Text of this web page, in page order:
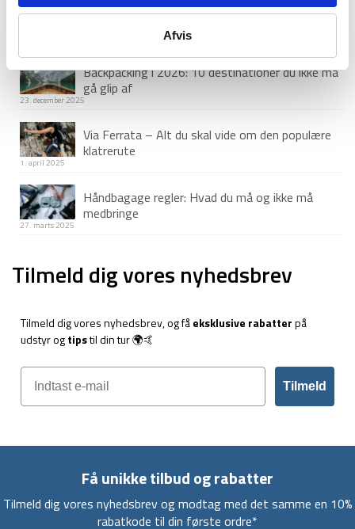
Afvis
Guide til Grøn Koncert 2026: Alt du skal vide –
Backpacking i 2026: 10 destinationer du ikke må
gå glip af
23. december 2025
Via Ferrata – Alt du skal vide om den populære
klatrerute
1. april 2025
Håndbagage regler: Hvad du må og ikke må
medbringe
27. marts 2025
Tilmeld dig vores nyhedsbrev
Tilmeld dig vores nyhedsbrev, og fåeksklusive rabatterpå
udstyr ogtipstil din tur 🌍🤙
Tilmeld
Få unikke tilbud og rabatter
Tilmeld dig vores nyhedsbrev og modtag med det samme en 10%
rabatkode til din første ordre*